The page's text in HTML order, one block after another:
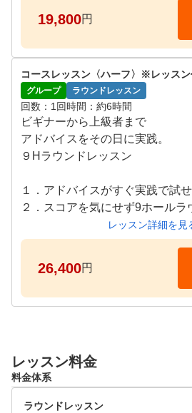
9:30-10:00：オリエンテーション
注意事項や1日のタイムテーブ
人ずつカウンセリングを行います
10:00-12:00：スイングレッスン
）
構え方から打ち方まで、基本に
お教えします。
12:00-13:00：昼食（レストラン
クラブハウス内のレストランで
13:00-14:00：ルール＆マナーと
ン（パッティンググリーン）
マナーやルールを中心にパター
14:00-16:00：コースレッスン（
2時間で4-5ホールを目安にプレ
レッスン時間：09:30〜16:00
定員：6名
【タイムテーブル】
1日のレッスンの流れを簡単にご
ー午前ー
8:30-9:30：受付（クラブハウス
インストラクターが皆様のご来
す。チェックインを済ませたら
9:30-10:00：オリエンテーション
1日のタイムテーブルを説明し
ウンセリングを行います。
10:00-12:00：スイングレッスン
せた練習方法（ドリル）を提案し
12:00-13:00：昼食（レストラン
クラブハウス内のレストランで
19,800円
コースレッスン〈ハーフ〉※レッス
グループ ラウンドレッスン
回数 1回時間 約6時間
ビギナーから上級者まで
アドバイスをその日に実践。
９Hラウンドレッスン
１．アドバイスがすぐ実践で試
２．スコアを気にせず9ホールラ
３．コースマネジメントのアドバ
定員：4名
【タイムテーブル】
8:30-9:30：受付（クラブハウス
インストラクターが皆様のご来
レッスン詳細を見
26,400円
レッスン料金
料金体系
ラウンドレッスン